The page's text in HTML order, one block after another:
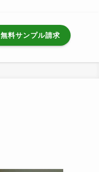
無料サンプル請求